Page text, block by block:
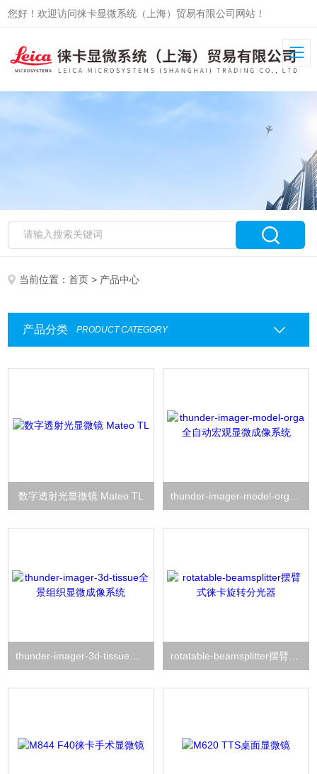
您好！欢迎访问徕卡显微系统（上海）贸易有限公司网站！
当前位置：首页 > 产品中心
产品分类 PRODUCT CATEGORY
数字透射光显微镜 Mateo TL